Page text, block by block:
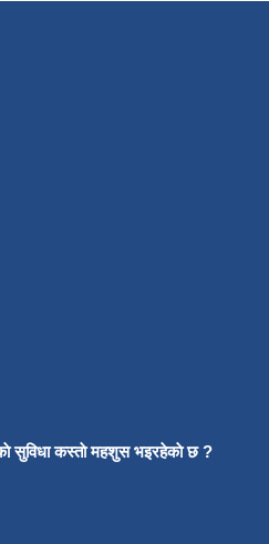
सुविधा कस्ताे महशुस भइरहेकाे छ ?